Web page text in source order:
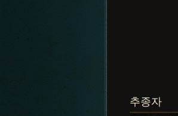
추종자